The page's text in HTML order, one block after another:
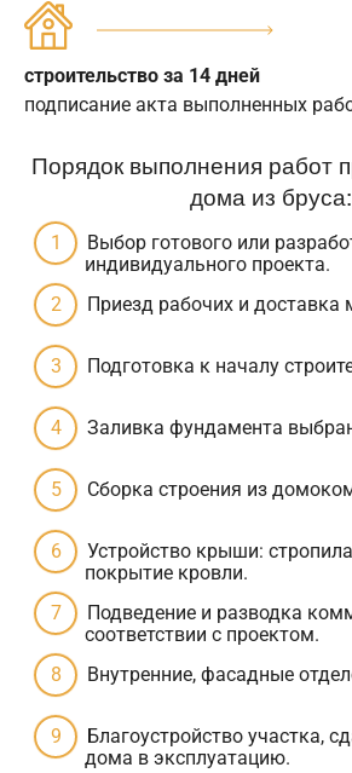
строительство за 14 дней
подписание акта выполненных
Порядок выполнения работ
дома из бруса:
Выбор готового или
индивидуального проекта.
Приезд рабочих и доставка
Подготовка к началу
Заливка фундамента
Сборка строения из
Устройство крыши:
покрытие кровли.
Подведение и разводка
соответствии с проектом.
Внутренние, фасадные
Благоустройство участка,
дома в эксплуатацию.